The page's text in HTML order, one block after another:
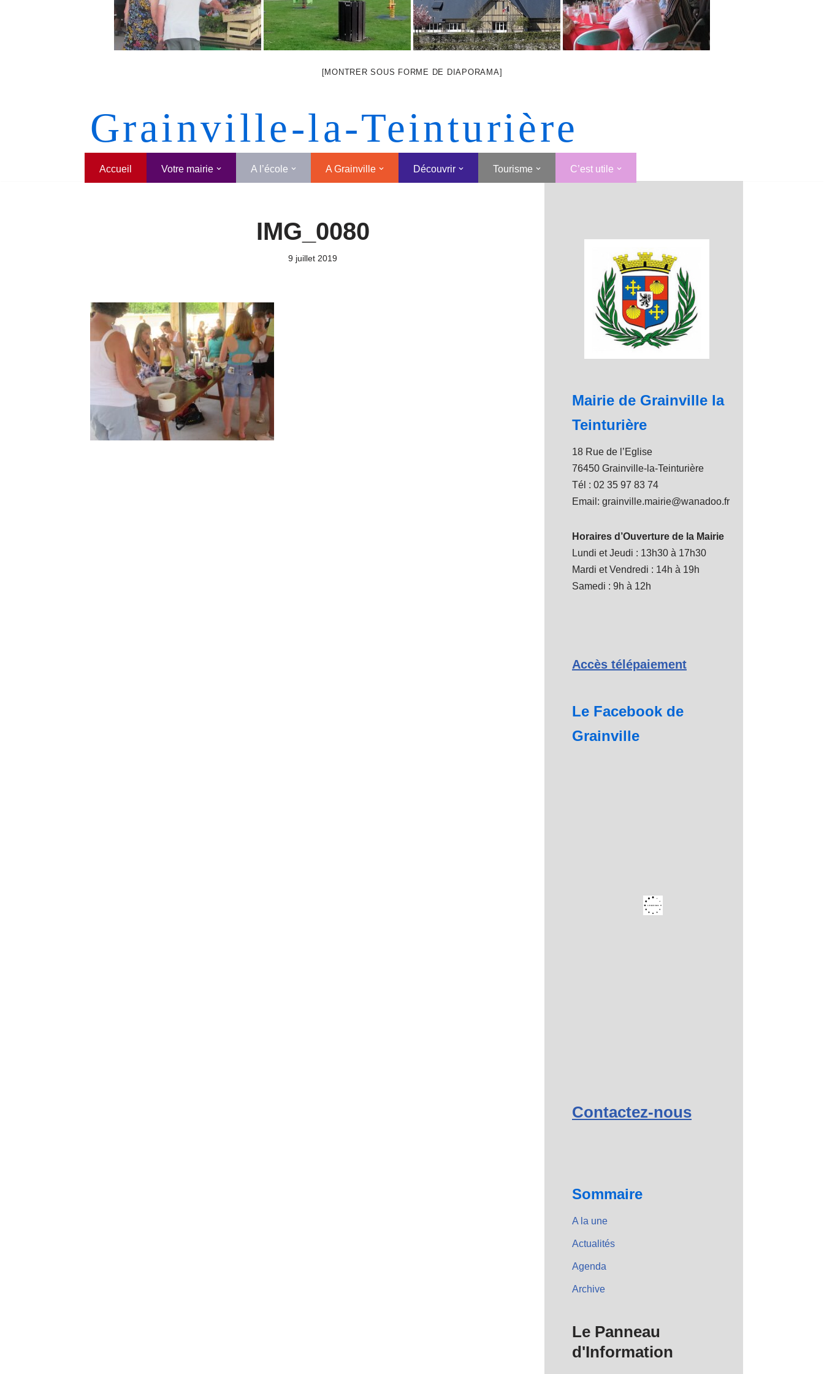
[MONTRER SOUS FORME DE DIAPORAMA]
Grainville-la-Teinturière
Accueil Votre mairie A l’école A Grainville Découvrir Tourisme C’est utile
IMG_0080
9 juillet 2019
Mairie de Grainville la
Teinturière
18 Rue de l’Eglise
76450 Grainville-la-Teinturière
Tél : 02 35 97 83 74
Email: grainville.mairie@wanadoo.fr
Horaires d’Ouverture de la Mairie
Lundi et Jeudi : 13h30 à 17h30
Mardi et Vendredi : 14h à 19h
Samedi : 9h à 12h
Accès télépaiement
Le Facebook de
Grainville
Contactez-nous
Sommaire
A la une
Actualités
Agenda
Archive
Le Panneau
d'Information